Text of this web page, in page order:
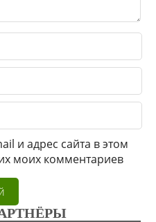
и адрес сайта в этом
моих комментариев